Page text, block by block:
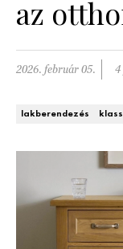
Nappali
Hálószoba
Lakások
az
2026. február 05. 4
lakberendezés